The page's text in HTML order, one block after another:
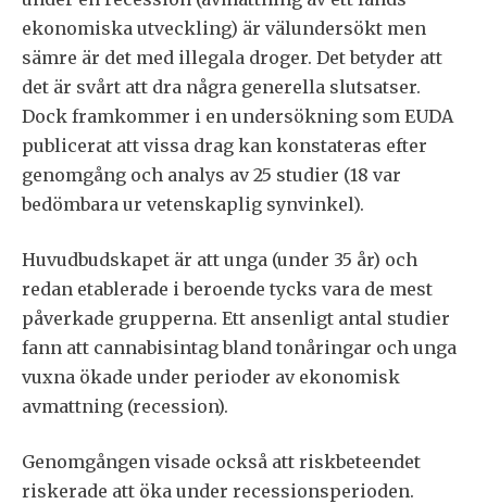
ekonomiska utveckling) är välundersökt men
sämre är det med illegala droger. Det betyder att
det är svårt att dra några generella slutsatser.
Dock framkommer i en undersökning som EUDA
publicerat att vissa drag kan konstateras efter
genomgång och analys av 25 studier (18 var
bedömbara ur vetenskaplig synvinkel).
Huvudbudskapet är att unga (under 35 år) och
redan etablerade i beroende tycks vara de mest
påverkade grupperna. Ett ansenligt antal studier
fann att cannabisintag bland tonåringar och unga
vuxna ökade under perioder av ekonomisk
avmattning (recession).
Genomgången visade också att riskbeteendet
riskerade att öka under recessionsperioden.